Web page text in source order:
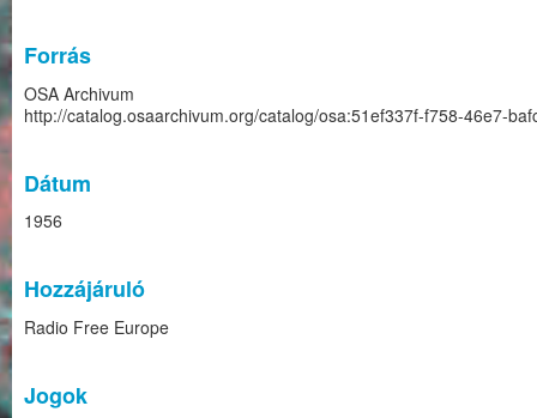
Forrás
OSA Archivum
http://catalog.osaarchivum.org/catalog/osa:51ef337f-f758-46e7-
Dátum
1956
Hozzájáruló
Radio Free Europe
Jogok